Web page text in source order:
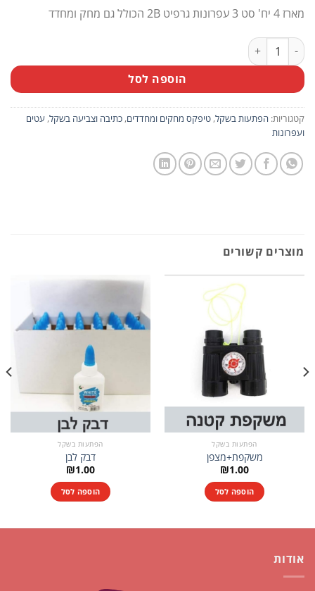
מארז 4 יח' סט 3 עפרונות גרפיט 2B הכולל גם מחק ומחדד
כמות של מארז 4 יח' סט 3 עפרונות גרפיט 2B + מחק ומחדד
הוספה לסל
קטגוריות: הפתעות בשקל, טיפקס מחקים ומחדדים, כתיבה וצביעה בשקל, עטים
ועפרונות
מוצרים קשורים
הפתעות בשקל
משקפת+מצפן
₪1.00
הוספה לסל
הפתעות בשקל
דבק לבן
₪1.00
הוספה לסל
אודות